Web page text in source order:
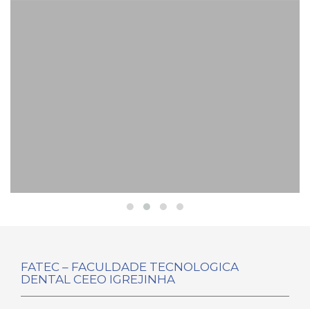
FATEC – FACULDADE TECNOLOGICA
DENTAL CEEO IGREJINHA